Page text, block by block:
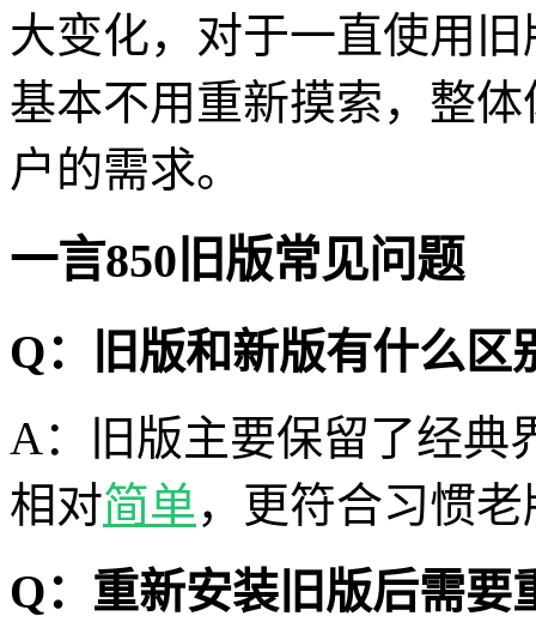
大变化，对于一直使用
基本不用重新摸索，整
户的需求。
一言850旧版常见问题
Q：旧版和新版有什么区
A：旧版主要保留了经典
相对简单，更符合习惯
Q：重新安装旧版后需要